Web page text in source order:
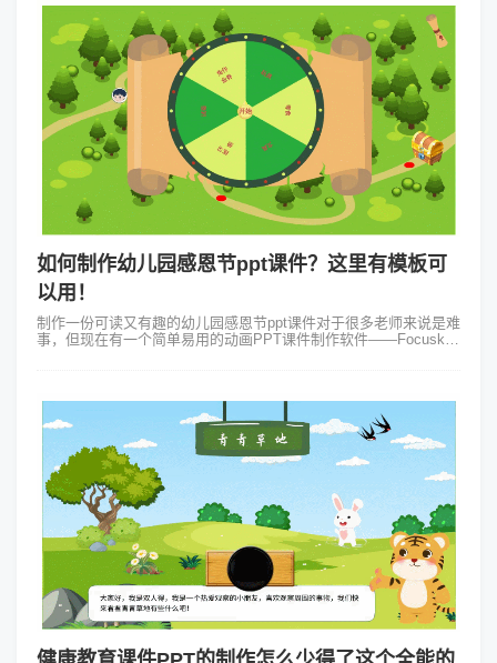
如何制作幼儿园感恩节ppt课件？这里有模板可
以用！
制作一份可读又有趣的幼儿园感恩节ppt课件对于很多老师来说是难
事，但现在有一个简单易用的动画PPT课件制作软件——Focusky